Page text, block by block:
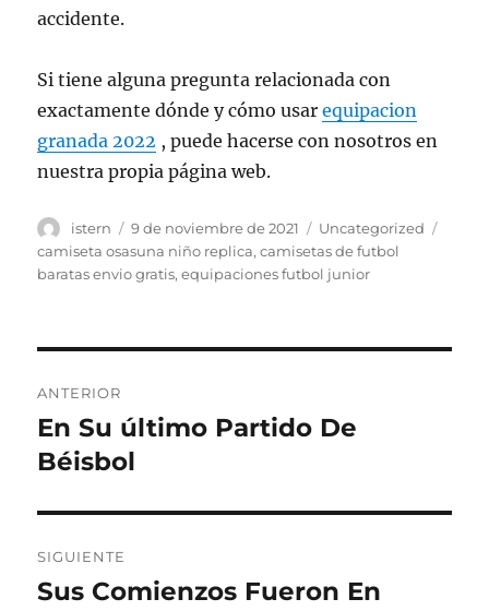
accidente.
Si tiene alguna pregunta relacionada con
exactamente dónde y cómo usarequipacion
granada 2022 , puede hacerse con nosotros en
nuestra propia página web.
Autor
istern
Publicado
el
9 de noviembre de 2021 Categorías
Uncategorized
camiseta osasuna niño replica,camisetas de futbol
baratas envio gratis,equipaciones futbol junior
de
entradas
ANTERIOR
Entrada
anterior:
En Su último Partido De
Béisbol
SIGUIENTE
Entrada
Sus Comienzos Fueron En